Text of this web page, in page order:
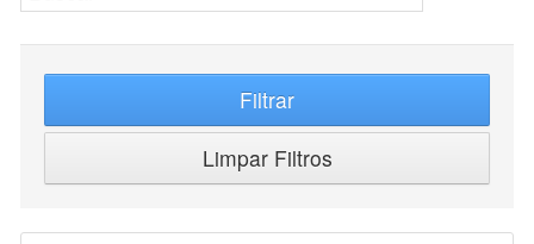
Filtrar
Limpar Filtros